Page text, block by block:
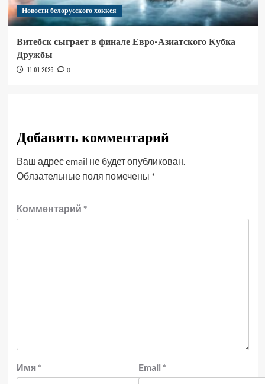
Новости белорусского хоккея
Витебск сыграет в финале Евро-Азиатского Кубка
Дружбы
11.01.2026 0
Добавить комментарий
Ваш адрес email не будет опубликован.
Обязательные поля помечены *
Комментарий *
Имя * Email *